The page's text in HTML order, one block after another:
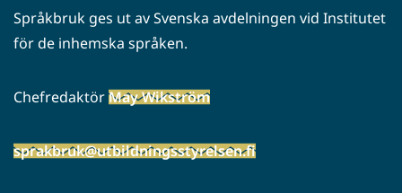
Språkbruk ges ut av Svenska avdelningen vid Institutet
för de inhemska språken.
ChefredaktörMay Wikström
sprakbruk@utbildningsstyrelsen.fi